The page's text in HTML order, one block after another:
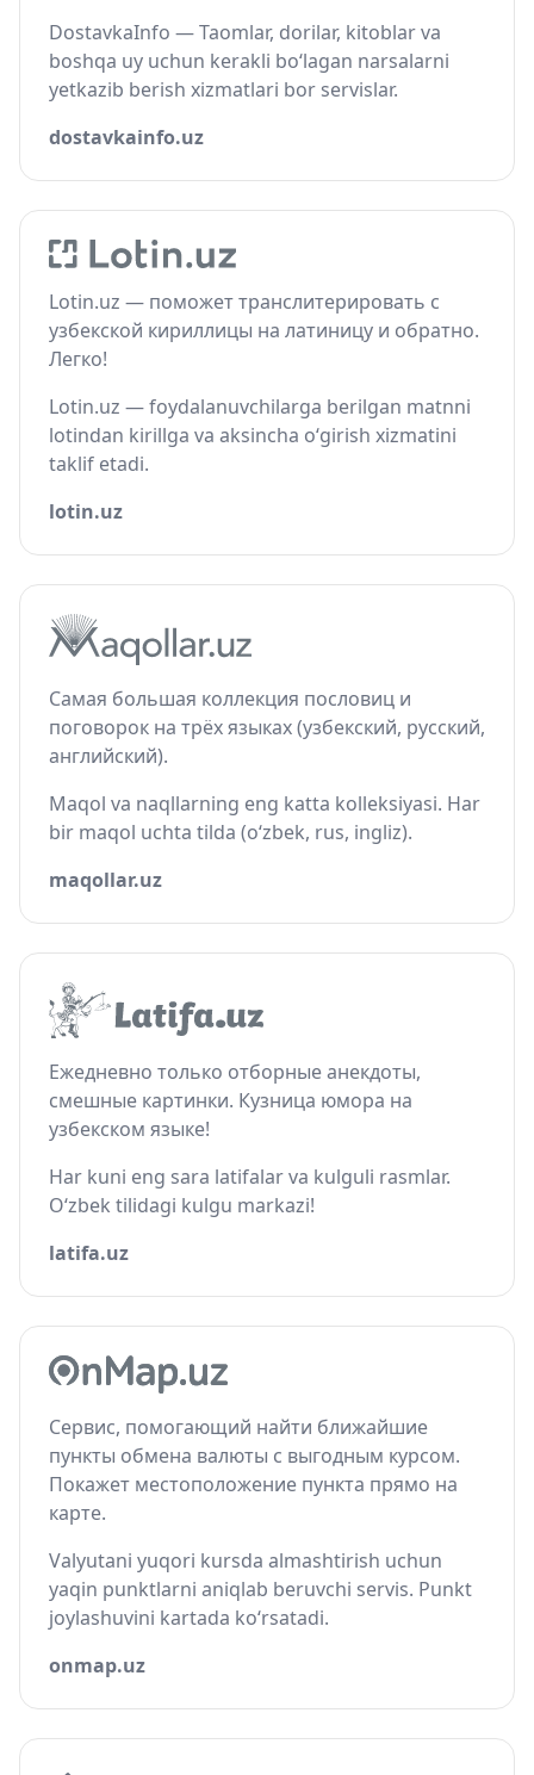
DostavkaInfo — Taomlar, dorilar, kitoblar va
boshqa uy uchun kerakli bo‘lagan narsalarni
yetkazib berish xizmatlari bor servislar.
dostavkainfo.uz
Lotin.uz — поможет транслитерировать с
узбекской кириллицы на латиницу и обратно.
Легко!
Lotin.uz — foydalanuvchilarga berilgan matnni
lotindan kirillga va aksincha o‘girish xizmatini
taklif etadi.
lotin.uz
Самая большая коллекция пословиц и
поговорок на трёх языках (узбекский, русский,
английский).
Maqol va naqllarning eng katta kolleksiyasi. Har
bir maqol uchta tilda (o‘zbek, rus, ingliz).
maqollar.uz
Ежедневно только отборные анекдоты,
смешные картинки. Кузница юмора на
узбекском языке!
Har kuni eng sara latifalar va kulguli rasmlar.
O‘zbek tilidagi kulgu markazi!
latifa.uz
Сервис, помогающий найти ближайшие
пункты обмена валюты с выгодным курсом.
Покажет местоположение пункта прямо на
карте.
Valyutani yuqori kursda almashtirish uchun
yaqin punktlarni aniqlab beruvchi servis. Punkt
joylashuvini kartada ko‘rsatadi.
onmap.uz